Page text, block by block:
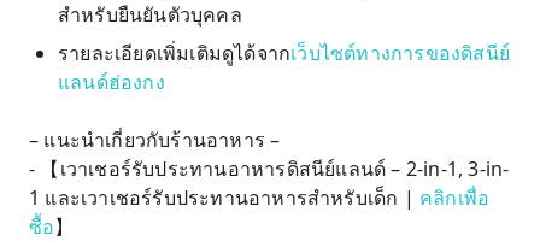
สำหรับยืนยันตัวบุคคล
รายละเอียดเพิ่มเติมดูได้จากเว็บไซต์ทางการของดิสนีย์
แลนด์ฮ่องกง
– แนะนำเกี่ยวกับร้านอาหาร –
- 【เวาเชอร์รับประทานอาหารดิสนีย์แลนด์ – 2-in-1, 3-in-
1 และเวาเชอร์รับประทานอาหารสำหรับเด็ก | คลิกเพื่อ
ซื้อ】